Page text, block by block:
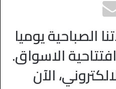
الصباحية يوميا
الاسواق.
الآن